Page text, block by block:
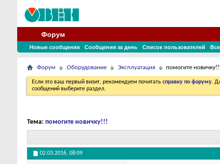
Форум
Новые сообщения Сообщения за день Список пользователей
Форум Оборудование Эксплуатация помогите
Если это ваш первый визит, рекомендуем почитать справку по форуму.
сообщений выберите раздел.
Тема: помогите новичку!!!
02.03.2016, 08:09